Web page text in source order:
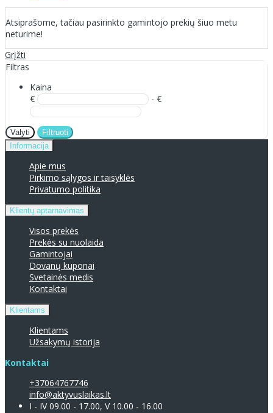
Atsiprašome, tačiau pasirinkto gamintojo prekių šiuo metu
neturime!
Grįžti
Filtras
Kaina
€
- €
Valyti
Filtruoti
Informacija
Apie mus
Pirkimo sąlygos ir taisyklės
Privatumo politika
Klientų aptarnavimas
Visos prekės
Prekės su nuolaida
Gamintojai
Dovanų kuponai
Svetainės medis
Kontaktai
Klientams
Klientams
Užsakymų istorija
Kontaktai
+37064767746
info@aktyvuslaikas.lt
I - IV 09.00 - 17.00, V 10.00 - 16.00